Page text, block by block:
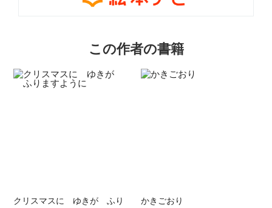
この作者の書籍
クリスマスに ゆきが ふり
かきごおり